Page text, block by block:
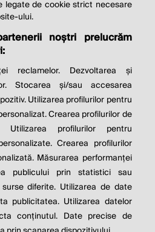
OF
INCREASE ITS
Friedman
drepturile rezervate.
de1616.ro
Despre noi
Politica de
legate de cookie strict necesare
ului.
noștri prelucrăm
reclamelor. Dezvoltarea și
Stocarea și/sau accesarea
Utilizarea profilurilor pentru
Crearea profilurilor de
Utilizarea profilurilor pentru
Crearea profilurilor
Măsurarea performanței
publicului prin statistici sau
diferite. Utilizarea de date
publicitatea. Utilizarea datelor
conținutul. Date precise de